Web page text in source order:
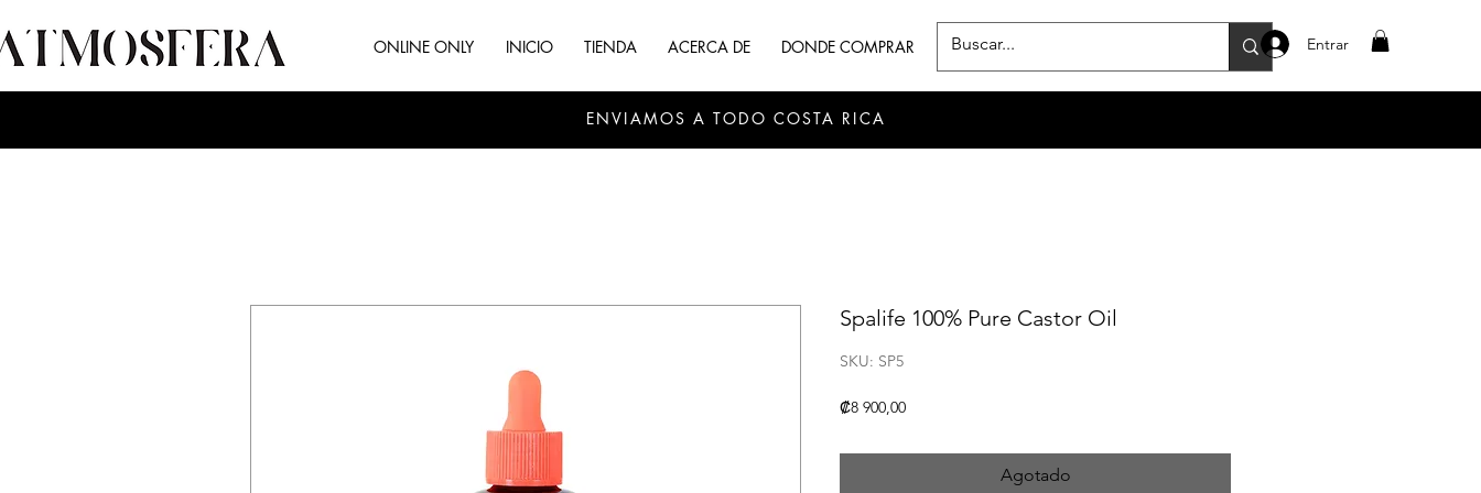
Entrar
ONLINE ONLY INICIO TIENDA ACERCA DE DONDE COMPRAR
ENVIAMOS A TODO COSTA RICA
Spalife 100% Pure Castor Oil
SKU: SP5
₡8 900,00Precio
Agotado